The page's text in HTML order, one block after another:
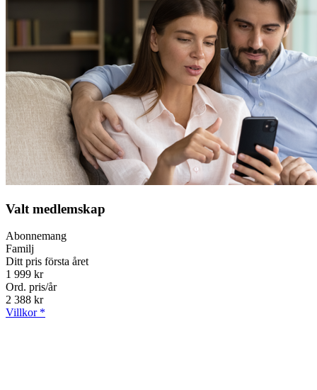
Valt medlemskap
Abonnemang
Familj
Ditt pris första året
1 999 kr
Ord. pris/år
2 388 kr
Villkor *